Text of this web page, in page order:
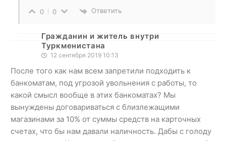
0 0 Ответить
Гражданин и житель внутри
Туркменистана
12 сентября 2019 10:13
После того как нам всем запретили подходить к
банкоматам, под угрозой увольнения с работы, то
какой смысл вообще в этих банкоматах? Мы
вынуждены договариваться с близлежащими
магазинами за 10% от суммы средств на карточных
счетах, что бы нам давали наличность. Дабы с голоду